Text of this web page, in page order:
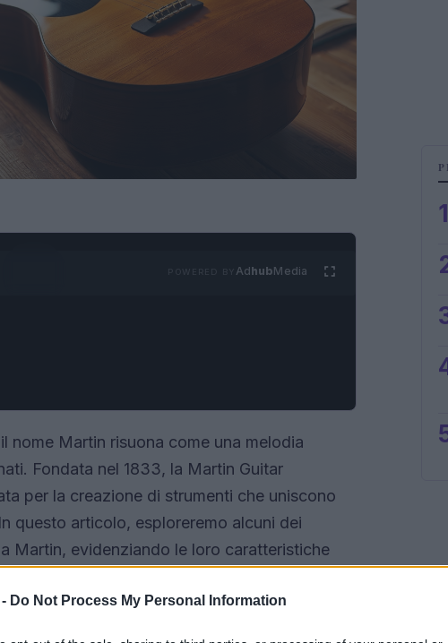
Do Not Process My Personal Information
AdhubMedia
nome Martin risuona come una melodia
Fondata nel 1833, la Martin Guitar
per la creazione di strumenti che uniscono
questo articolo, esploreremo alcuni dei
Martin, evidenziando le loro caratteristiche
1